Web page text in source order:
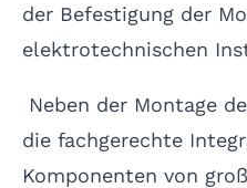
der Befestigung der
elektrotechnischen
Neben der Montage
die fachgerechte
Komponenten von